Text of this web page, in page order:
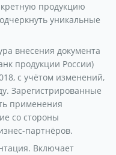
продукцию
уникальные
внесения документа
продукции России)
с учётом изменений,
Зарегистрированные
применения
со стороны
партнёров.
Включает